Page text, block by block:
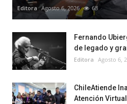
Editora Agosto 6, 2026 68
Fernando
de legado y
Editora Agosto 6,
ChileAtiende
Atención